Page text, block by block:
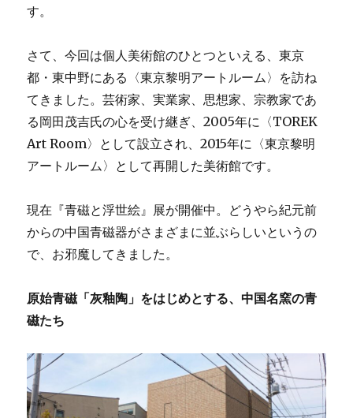
す。
さて、今回は個人美術館のひとつといえる、東京
都・東中野にある〈東京黎明アートルーム〉を訪ね
てきました。芸術家、実業家、思想家、宗教家であ
る岡田茂吉氏の心を受け継ぎ、2005年に〈TOREK
Art Room〉として設立され、2015年に〈東京黎明
アートルーム〉として再開した美術館です。
現在『青磁と浮世絵』展が開催中。どうやら紀元前
からの中国青磁器がさまざまに並ぶらしいというの
で、お邪魔してきました。
原始青磁「灰釉陶」をはじめとする、中国名窯の青
磁たち